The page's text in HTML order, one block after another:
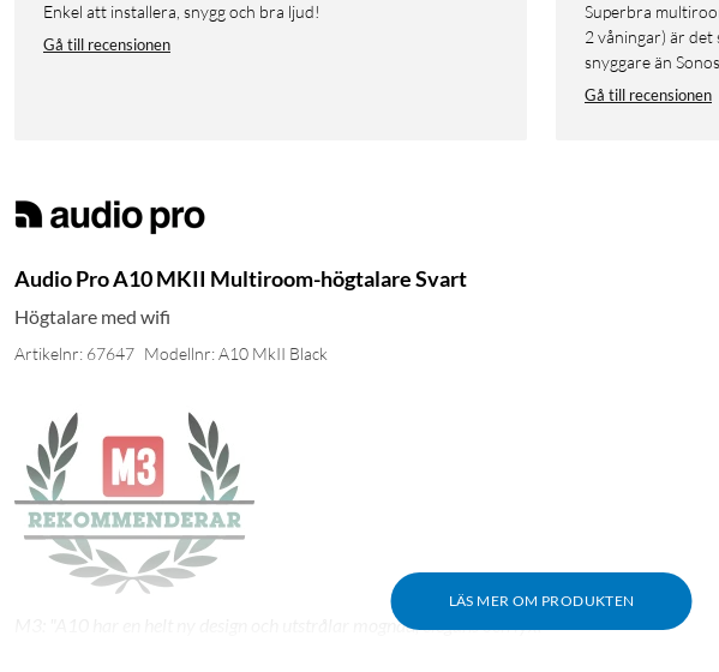
Enkel att installera, snygg och bra ljud!
Gå till recensionen
Superbra multiroom funktioner. Med två basar (stort hus med
2 våningar) är
snyggare än
Gå till recensionen
Audio Pro A10 MKII Multiroom-högtalare Svart
Högtalare med wifi
Artikelnr: 67647 Modellnr: A10 MkII Black
LÄS MER OM PRODUKTEN
M3: "A10 har en helt ny design och utstrålar mognad, elegans och lyx."